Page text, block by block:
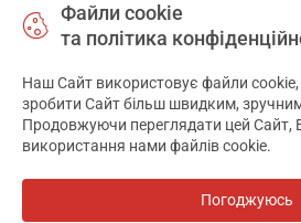
ПЕРЕД ЗАСТОСУВАННЯМ
ТОВ «АПТЕКА 911.ЮА» Код
Відмова від
© 2014-2026. Медична інформаційна
Файли cookie
та політика
Наш Сайт використовує файли
зробити Сайт більш швидким,
Продовжуючи переглядати цей Сайт,
використання нами файлів cookie.
Погоджуюсь